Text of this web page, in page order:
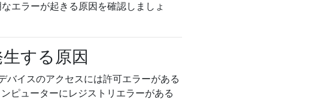
エラーが起きる原因を確認しましょ
する原因
イスのアクセスには許可エラーがある
ピューターにレジストリエラーがある